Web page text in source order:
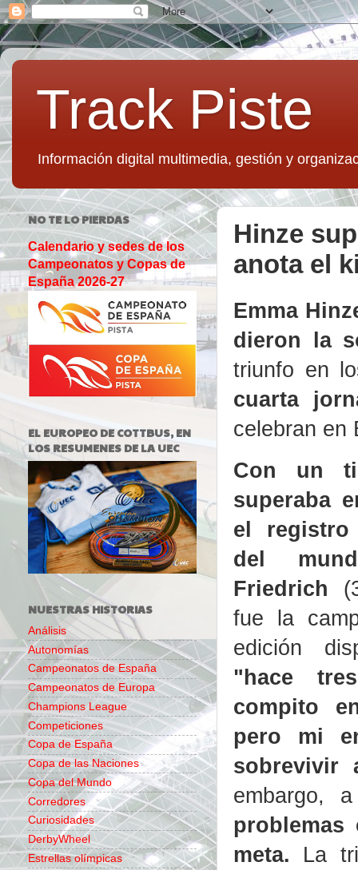
Track Piste
Información digital multimedia, gestión y
Hinze
anota el
Emma
dieron la
triunfo en
cuarta
celebran en
Con un
superaba
el registro
del
Friedrich
fue la
edición
"hace
compito
pero mi
sobrevivir
embargo,
meta. La
NO TE LO PIERDAS
Calendario y sedes de los
Campeonatos y Copas de
España 2026-27
EL EUROPEO DE COTTBUS, EN
LOS RESUMENES DE LA UEC
NUESTRAS HISTORIAS
Análisis
Autonomías
Campeonatos de España
Campeonatos de Europa
Champions League
Competiciones
Copa de España
Copa de las Naciones
Copa del Mundo
Corredores
Curiosidades
DerbyWheel
Estrellas olímpicas